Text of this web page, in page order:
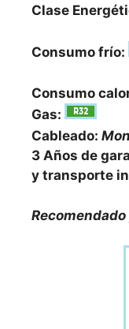
Clase
Consumo frío:
Consumo
Gas:
Cableado:
3 Años de
y transporte